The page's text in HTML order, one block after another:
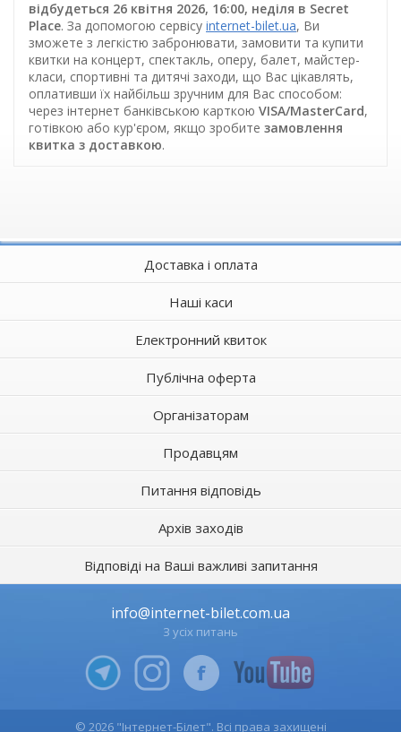
відбудеться 26 квітня 2026, 16:00, неділя в Secret
Place. За допомогою сервісу internet-bilet.ua, Ви
зможете з легкістю забронювати, замовити та купити
квитки на концерт, спектакль, оперу, балет, майстер-
класи, спортивні та дитячі заходи, що Вас цікавлять,
оплативши їх найбільш зручним для Вас способом:
через інтернет банківською карткою VISA/MasterCard,
готівкою або кур'єром, якщо зробите замовлення
квитка з доставкою.
Доставка і оплата
Наші каси
Електронний квиток
Публічна оферта
Організаторам
Продавцям
Питання відповідь
Архів заходів
Відповіді на Ваші важливі запитання
info@internet-bilet.com.ua
З усіх питань
© 2026 "Інтернет-Білет". Всі права захищені